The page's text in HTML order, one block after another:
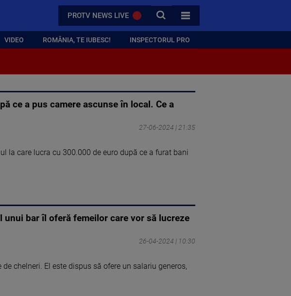
PROTV NEWS LIVE CAUTA
TOATE CATEGORIILE
VIDEO ROMÂNIA, TE IUBESC! INSPECTORUL PRO
ce a pus camere ascunse în local. Ce a
27-06-2024 | 21:35
la care lucra cu 300.000 de euro după ce a furat bani
unui bar îl oferă femeilor care vor să lucreze
26-04-2024 | 10:30
chelneri. El este dispus să ofere un salariu generos,